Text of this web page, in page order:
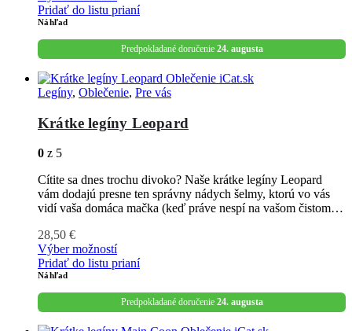
Pridať do listu prianí
Náhľad
Predpokladané doručenie 24. augusta
Legíny, Oblečenie, Pre vás
Krátke legíny Leopard
0 z 5
Cítite sa dnes trochu divoko? Naše krátke legíny Leopard
vám dodajú presne ten správny nádych šelmy, ktorú vo vás
vidí vaša domáca mačka (keď práve nespí na vašom čistom…
28,50 €
Výber možností
Pridať do listu prianí
Náhľad
Predpokladané doručenie 24. augusta